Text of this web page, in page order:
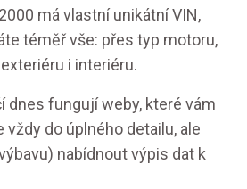
má vlastní unikátní VIN,
téměř vše: přes typ motoru,
i interiéru.
dnes fungují weby, které vám
vždy do úplného detailu, ale
nabídnout výpis dat k